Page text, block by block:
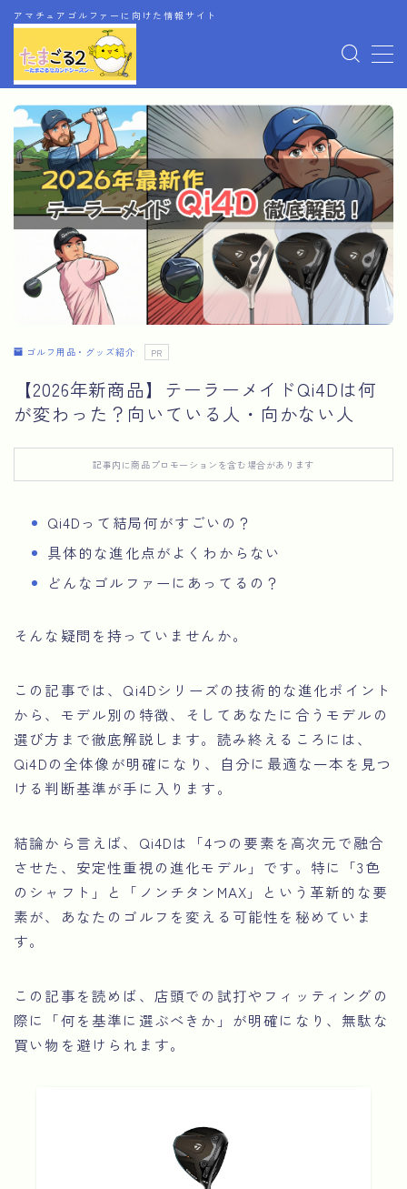
アマチュアゴルファーに向けた情報サイト
MENU
ホーム
お問い合わせ
アフィリエイト情報開示
運営者情報
ゴルフ用品・グッズ紹介 PR
【2026年新商品】テーラーメイドQi4Dは何
が変わった？向いている人・向かない人
記事内に商品プロモーションを含む場合があります
Qi4Dって結局何がすごいの？
具体的な進化点がよくわからない
どんなゴルファーにあってるの？
そんな疑問を持っていませんか。
この記事では、Qi4Dシリーズの技術的な進化ポイント
から、モデル別の特徴、そしてあなたに合うモデルの
選び方まで徹底解説します。読み終えるころには、
Qi4Dの全体像が明確になり、自分に最適な一本を見つ
ける判断基準が手に入ります。
結論から言えば、Qi4Dは「4つの要素を高次元で融合
させた、安定性重視の進化モデル」です。特に「3色
のシャフト」と「ノンチタンMAX」という革新的な要
素が、あなたのゴルフを変える可能性を秘めていま
す。
この記事を読めば、店頭での試打やフィッティングの
際に「何を基準に選ぶべきか」が明確になり、無駄な
買い物を避けられます。